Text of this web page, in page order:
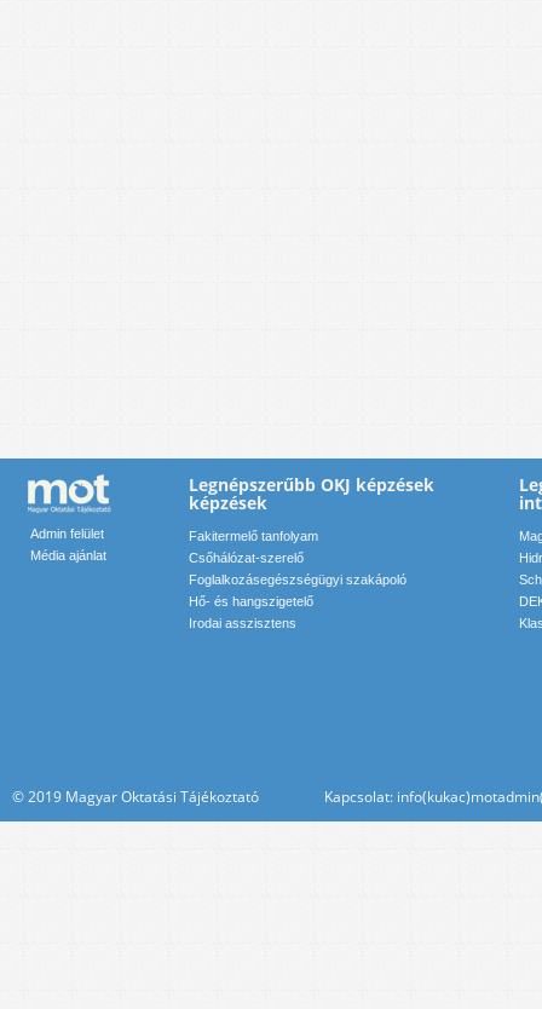
Admin felület
Média ajánlat
Legnépszerűbb OKJ képzések
képzések
Fakitermelő tanfolyam
Csőhálózat-szerelő
Foglalkozásegészségügyi szakápoló
Hő- és hangszigetelő
Irodai asszisztens
© 2019 Magyar Oktatási Tájékoztató Kapcsolat: